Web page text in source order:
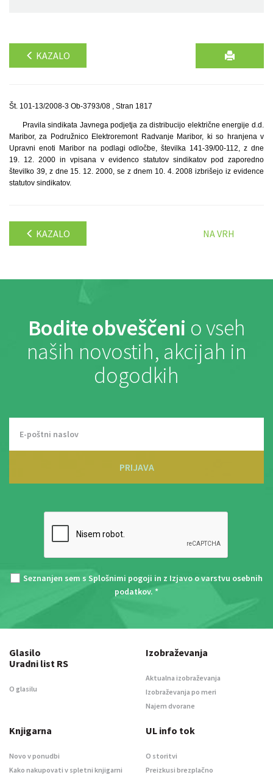
KAZALO
Št. 101-13/2008-3 Ob-3793/08 , Stran 1817
Pravila sindikata Javnega podjetja za distribucijo električne energije d.d.
Maribor, za Podružnico Elektroremont Radvanje Maribor, ki so hranjena v
Upravni enoti Maribor na podlagi odločbe, številka 141-39/00-112, z dne
19. 12. 2000 in vpisana v evidenco statutov sindikatov pod zaporedno
številko 39, z dne 15. 12. 2000, se z dnem 10. 4. 2008 izbrišejo iz evidence
statutov sindikatov.
KAZALO NA VRH
Bodite obveščeni o vseh
naših novostih, akcijah in
dogodkih
PRIJAVA
Seznanjen sem s Splošnimi pogoji in z Izjavo o varstvu osebnih
podatkov. *
Glasilo
Uradni list RS
O glasilu
Izobraževanja
Aktualna izobraževanja
Izobraževanja po meri
Najem dvorane
Knjigarna
Novo v ponudbi
Kako nakupovati v spletni knjigarni
UL info tok
O storitvi
Preizkusi brezplačno